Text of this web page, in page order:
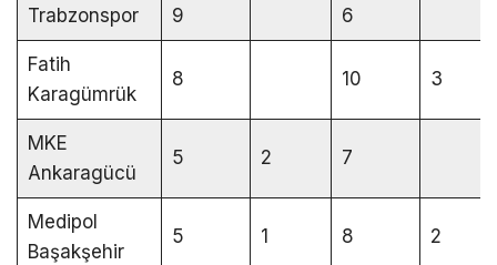
Trabzonspor 9 6
Fatih
Karagümrük
8 10 3
MKE
Ankaragücü
5 2 7
Medipol
Başakşehir
5 1 8 2